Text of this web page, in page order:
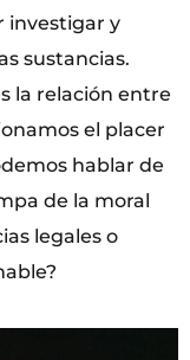
investigar y
sustancias.
la relación entre
el placer
hablar de
de la moral
legales o